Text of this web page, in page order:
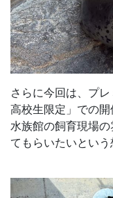
さらに今回は、プ
高校生限定」での開
水族館の飼育現場
てもらいたいという